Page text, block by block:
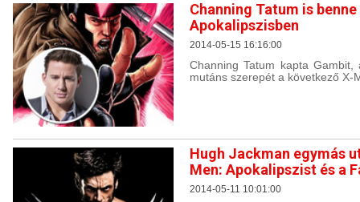
Channing Tatum is
Apokalipszisben
2014-05-15 16:16:00
Channing Tatum kapta Gambit,
mutáns szerepét a következő X-
Hugh Jackman egymás
Men: Apokalipszist és a
2014-05-11 10:01:00